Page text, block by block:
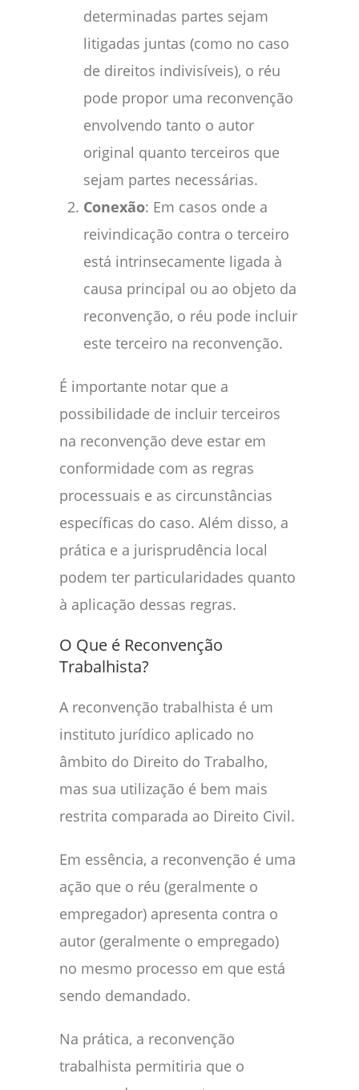
determinadas partes sejam
litigadas juntas (como no caso
de direitos indivisíveis), o réu
pode propor uma reconvenção
envolvendo tanto o autor
original quanto terceiros que
sejam partes necessárias.
Conexão: Em casos onde a
reivindicação contra o terceiro
está intrinsecamente ligada à
causa principal ou ao objeto da
reconvenção, o réu pode incluir
este terceiro na reconvenção.
É importante notar que a
possibilidade de incluir terceiros
na reconvenção deve estar em
conformidade com as regras
processuais e as circunstâncias
específicas do caso. Além disso, a
prática e a jurisprudência local
podem ter particularidades quanto
à aplicação dessas regras.
O Que é Reconvenção
Trabalhista?
A reconvenção trabalhista é um
instituto jurídico aplicado no
âmbito do Direito do Trabalho,
mas sua utilização é bem mais
restrita comparada ao Direito Civil.
Em essência, a reconvenção é uma
ação que o réu (geralmente o
empregador) apresenta contra o
autor (geralmente o empregado)
no mesmo processo em que está
sendo demandado.
Na prática, a reconvenção
trabalhista permitiria que o